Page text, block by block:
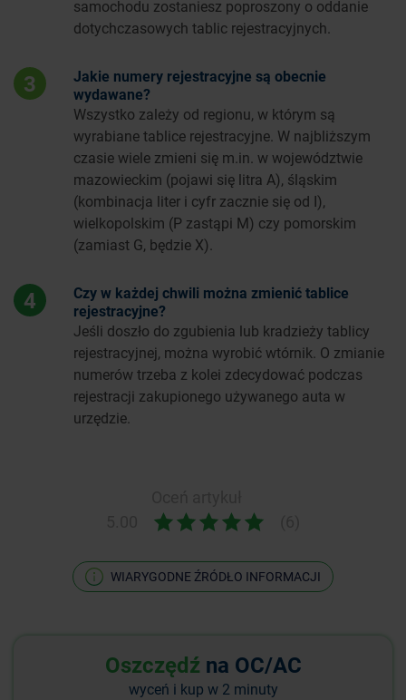
samochodu zostaniesz poproszony o oddanie
dotychczasowych tablic rejestracyjnych.
3
Jakie numery rejestracyjne są obecnie
wydawane?
Wszystko zależy od regionu, w którym są
wyrabiane tablice rejestracyjne. W najbliższym
czasie wiele zmieni się m.in. w województwie
mazowieckim (pojawi się litra A), śląskim
(kombinacja liter i cyfr zacznie się od I),
wielkopolskim (P zastąpi M) czy pomorskim
(zamiast G, będzie X).
4
Czy w każdej chwili można zmienić tablice
rejestracyjne?
Jeśli doszło do zgubienia lub kradzieży tablicy
rejestracyjnej, można wyrobić wtórnik. O zmianie
numerów trzeba z kolei zdecydować podczas
rejestracji zakupionego używanego auta w
urzędzie.
WIARYGODNE ŹRÓDŁO INFORMACJI
Oszczędź na OC/AC
wyceń i kup w 2 minuty